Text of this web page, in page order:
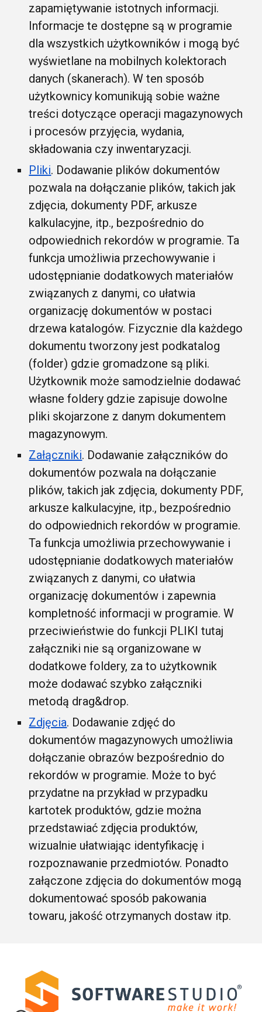
zapamiętywanie istotnych informacji.
Informacje te dostępne są w programie
dla wszystkich użytkowników i mogą być
wyświetlane na mobilnych kolektorach
danych (skanerach). W ten sposób
użytkownicy komunikują sobie ważne
treści dotyczące operacji magazynowych
i procesów przyjęcia, wydania,
składowania czy inwentaryzacji.
Pliki. Dodawanie plików dokumentów
pozwala na dołączanie plików, takich jak
zdjęcia, dokumenty PDF, arkusze
kalkulacyjne, itp., bezpośrednio do
odpowiednich rekordów w programie. Ta
funkcja umożliwia przechowywanie i
udostępnianie dodatkowych materiałów
związanych z danymi, co ułatwia
organizację dokumentów w postaci
drzewa katalogów. Fizycznie dla każdego
dokumentu tworzony jest podkatalog
(folder) gdzie gromadzone są pliki.
Użytkownik może samodzielnie dodawać
własne foldery gdzie zapisuje dowolne
pliki skojarzone z danym dokumentem
magazynowym.
Załączniki. Dodawanie załączników do
dokumentów pozwala na dołączanie
plików, takich jak zdjęcia, dokumenty PDF,
arkusze kalkulacyjne, itp., bezpośrednio
do odpowiednich rekordów w programie.
Ta funkcja umożliwia przechowywanie i
udostępnianie dodatkowych materiałów
związanych z danymi, co ułatwia
organizację dokumentów i zapewnia
kompletność informacji w programie. W
przeciwieństwie do funkcji PLIKI tutaj
załączniki nie są organizowane w
dodatkowe foldery, za to użytkownik
może dodawać szybko załączniki
metodą drag&drop.
Zdjęcia. Dodawanie zdjęć do
dokumentów magazynowych umożliwia
dołączanie obrazów bezpośrednio do
rekordów w programie. Może to być
przydatne na przykład w przypadku
kartotek produktów, gdzie można
przedstawiać zdjęcia produktów,
wizualnie ułatwiając identyfikację i
rozpoznawanie przedmiotów. Ponadto
załączone zdjęcia do dokumentów mogą
dokumentować sposób pakowania
towaru, jakość otrzymanych dostaw itp.